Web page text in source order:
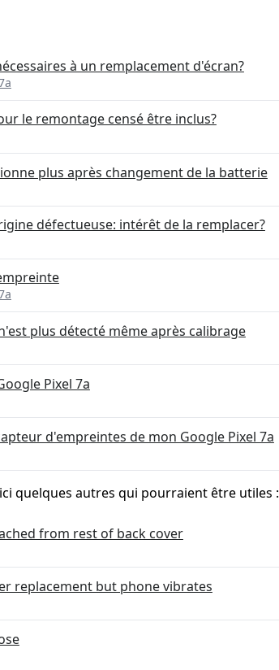
à un remplacement d'écran?
le remontage censé être inclus?
plus après changement de la batterie
défectueuse: intérêt de la remplacer?
plus détecté même après calibrage
Pixel 7a
d'empreintes de mon Google Pixel 7a
quelques autres qui pourraient être utiles :
from rest of back cover
replacement but phone vibrates